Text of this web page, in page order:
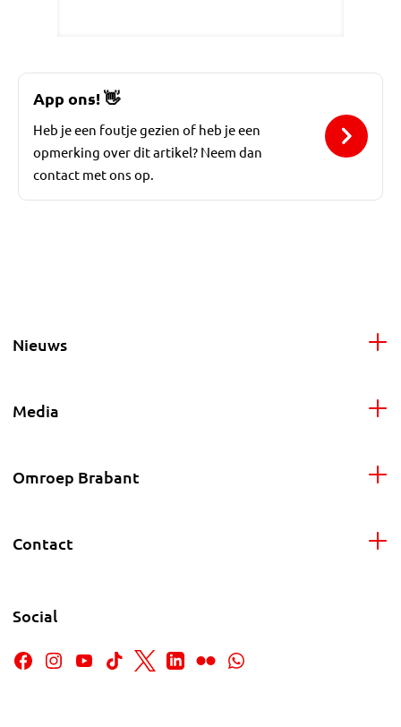
App ons! 👋
Heb je een foutje gezien of heb je een
opmerking over dit artikel? Neem dan
contact met ons op.
Nieuws
Media
Omroep Brabant
Contact
Social